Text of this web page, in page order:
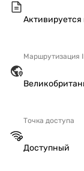
Маршрутизация
Точка доступа
Доступный